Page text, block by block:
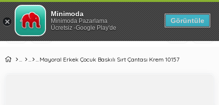
Park Yataklarda %41'e Varan İndirim!
Mayoral Erkek Çocuk Baskılı Sırt Çantası Krem 10157
Minimoda
Minimoda Pazarlama
Ücretsiz -Google Play'de
Görüntüle